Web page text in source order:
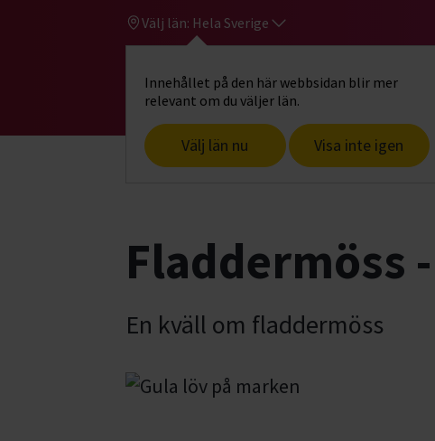
Välj län: Hela Sverige
Innehållet på den här webbsidan blir mer
relevant om du väljer län.
Välj län nu Visa inte igen
Gå till studiefrämjandets startsidaHitta
Start Hitta intresse Djur & natur
Fladdermöss
En kväll om fladdermöss